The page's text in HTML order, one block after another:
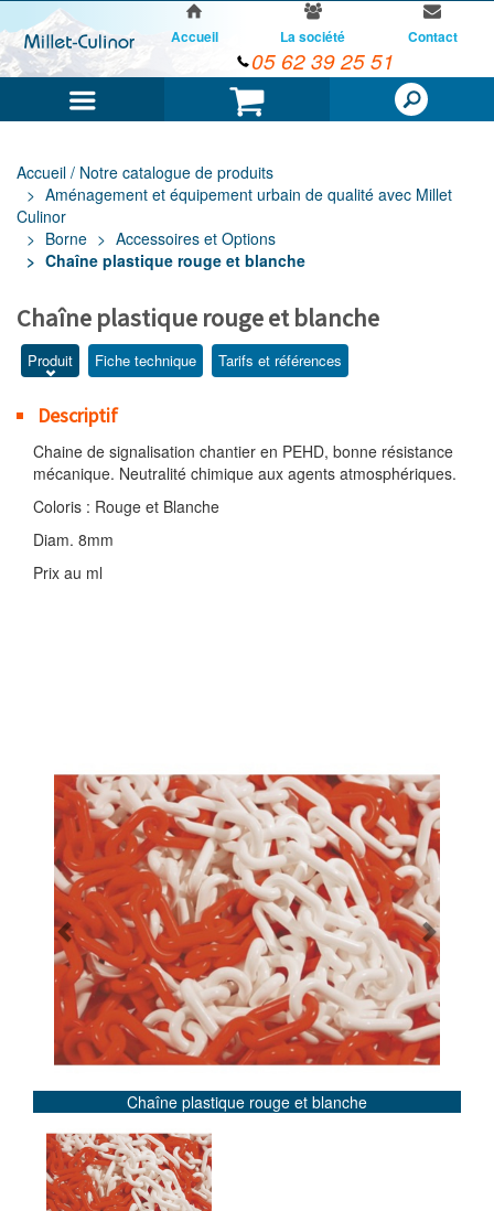
Panier
Accueil La société Contact
05 62 39 25 51
Accueil / Notre catalogue de produits
Aménagement et équipement urbain de qualité avec Millet
Culinor
Borne
Accessoires et Options
Chaîne plastique rouge et blanche
Chaîne plastique rouge et blanche
Produit Fiche technique Tarifs et références
Descriptif
Chaine de signalisation chantier en PEHD, bonne résistance
mécanique. Neutralité chimique aux agents atmosphériques.
Coloris : Rouge et Blanche
Diam. 8mm
Prix au ml
Chaîne plastique rouge et blanche
Previous Next